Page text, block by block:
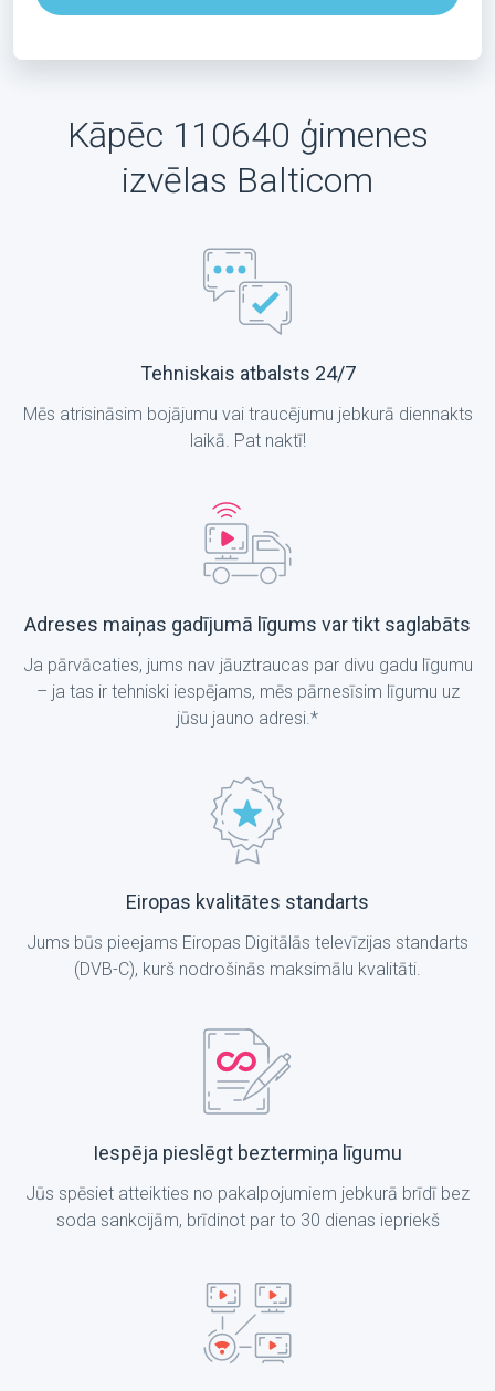
Kāpēc 110640 ģimenes
izvēlas Balticom
Tehniskais atbalsts 24/7
Mēs atrisināsim bojājumu vai traucējumu jebkurā diennakts
laikā. Pat naktī!
Adreses maiņas gadījumā līgums var tikt saglabāts
Ja pārvācaties, jums nav jāuztraucas par divu gadu līgumu
– ja tas ir tehniski iespējams, mēs pārnesīsim līgumu uz
jūsu jauno adresi.*
Eiropas kvalitātes standarts
Jums būs pieejams Eiropas Digitālās televīzijas standarts
(DVB-C), kurš nodrošinās maksimālu kvalitāti.
Iespēja pieslēgt beztermiņa līgumu
Jūs spēsiet atteikties no pakalpojumiem jebkurā brīdī bez
soda sankcijām, brīdinot par to 30 dienas iepriekš